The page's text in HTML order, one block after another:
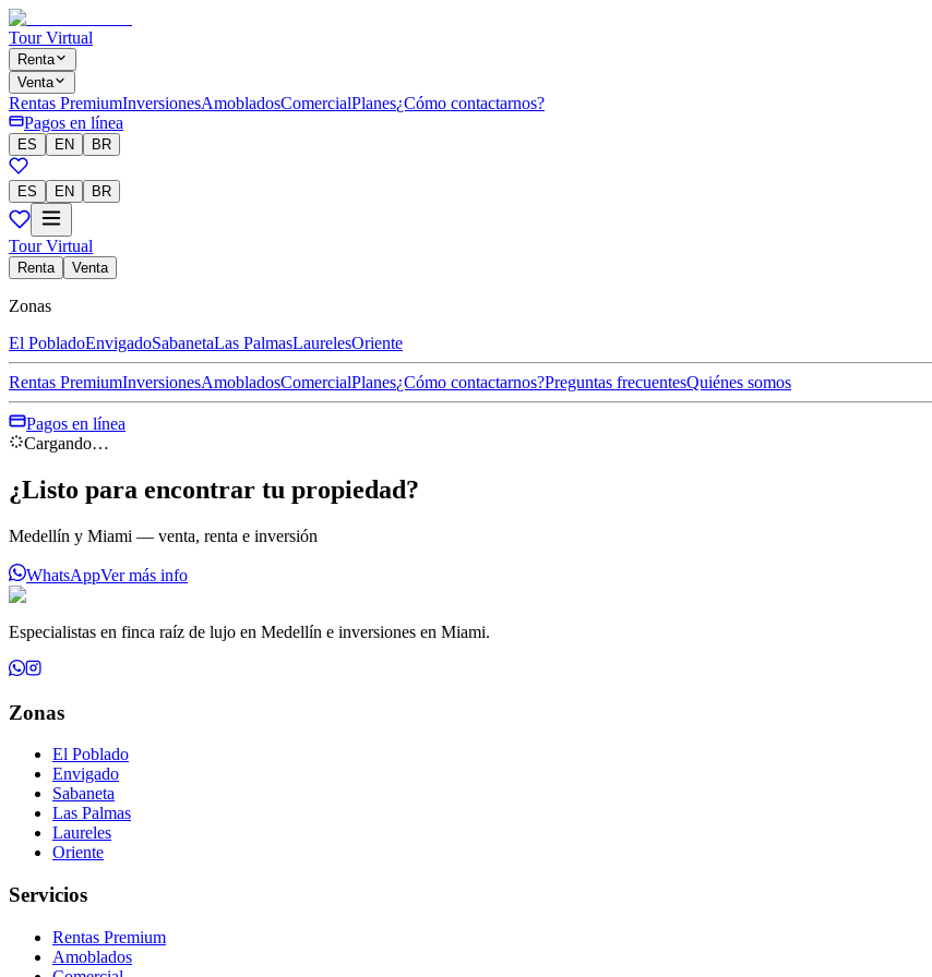
Tour Virtual
Renta
Venta
Rentas PremiumInversionesAmobladosComercialPlanes¿Cómo contactarnos?
Pagos en línea
ES EN BR
ES EN BR
Tour Virtual
Renta Venta
Zonas
El PobladoEnvigadoSabanetaLas PalmasLaurelesOriente
Rentas PremiumInversionesAmobladosComercialPlanes¿Cómo contactarnos?Preguntas frecuentesQuiénes somos
Pagos en línea
Cargando…
¿Listo para encontrar tu propiedad?
Medellín y Miami — venta, renta e inversión
WhatsAppVer más info
Especialistas en finca raíz de lujo en Medellín e inversiones en Miami.
Zonas
El Poblado
Envigado
Sabaneta
Las Palmas
Laureles
Oriente
Servicios
Rentas Premium
Amoblados